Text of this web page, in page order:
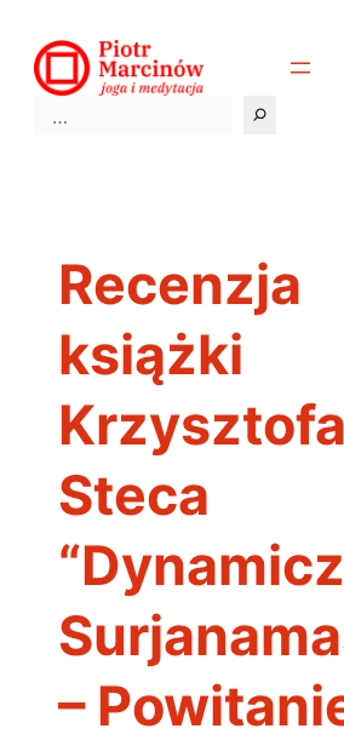
do
treści
Recenzja
książki
Krzysztofa
Steca
–